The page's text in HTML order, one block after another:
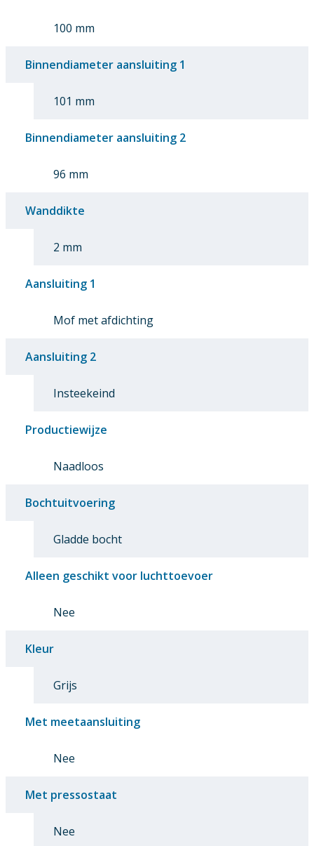
100 mm
Binnendiameter aansluiting 1
101 mm
Binnendiameter aansluiting 2
96 mm
Wanddikte
2 mm
Aansluiting 1
Mof met afdichting
Aansluiting 2
Insteekeind
Productiewijze
Naadloos
Bochtuitvoering
Gladde bocht
Alleen geschikt voor luchttoevoer
Nee
Kleur
Grijs
Met meetaansluiting
Nee
Met pressostaat
Nee